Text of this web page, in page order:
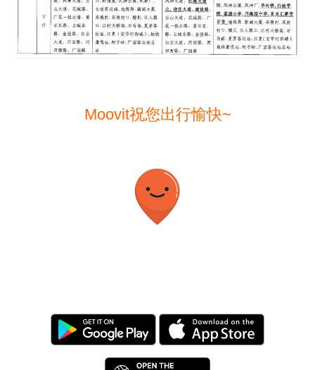
Moovit祝您出行愉快~